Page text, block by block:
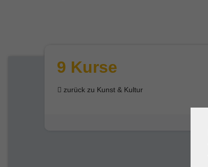
9 Kurse
zurück zu Kunst & Kultur